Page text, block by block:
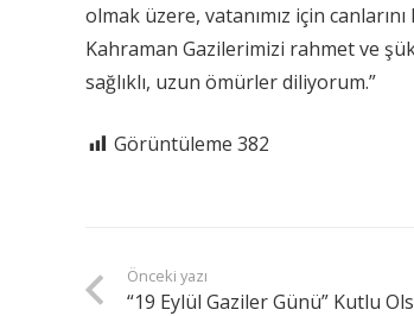
olmak üzere, vatanımız için
Kahraman Gazilerimizi rahmet ve
sağlıklı, uzun ömürler diliyorum.”
Görüntüleme 382
Önceki yazı
“19 Eylül Gaziler Günü” Kutlu